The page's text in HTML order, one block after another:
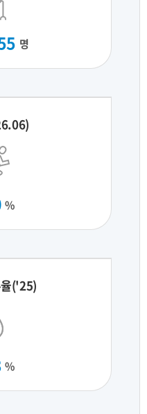
명
%
('25)
%